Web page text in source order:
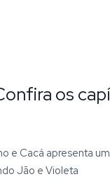
os
e Cacá apresenta
Jão e Violeta